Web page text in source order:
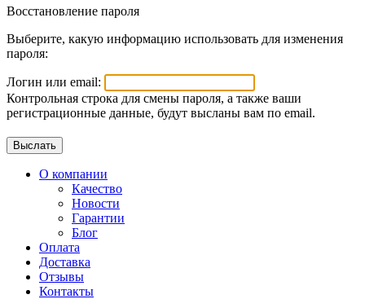
Восстановление пароля
Выберите, какую информацию использовать для изменения
пароля:
Логин или email:
Контрольная строка для смены пароля, а также ваши
регистрационные данные, будут высланы вам по email.
О компании
Качество
Новости
Гарантии
Блог
Оплата
Доставка
Отзывы
Контакты